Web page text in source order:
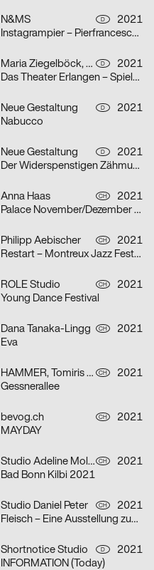
N&MS D
2021
Instagrampier – Pierfrancesco Celada
Maria Ziegelböck, Neue Gestaltung D
2021
Das Theater Erlangen – Spielzeit 2021/22
Neue Gestaltung D
2021
Nabucco
Neue Gestaltung D
2021
Der Widerspenstigen Zähmung
Anna Haas CH
2021
Palace November/Dezember 2021
Philipp Aebischer CH
2021
Restart – Montreux Jazz Festival 2021
ROLE Studio CH
2021
Young Dance Festival
Dana Tanaka-Lingg CH
2021
Eva
HAMMER, Tomiris Shyngyssova CH
2021
Gessnerallee
bevog.ch CH
2021
MAYDAY
Studio Adeline Mollard, Coboi CH
2021
Bad Bonn Kilbi 2021
Studio Daniel Peter CH
2021
Fleisch – Eine Ausstellung zum Innenleben
Shortnotice Studio D
2021
INFORMATION (Today)